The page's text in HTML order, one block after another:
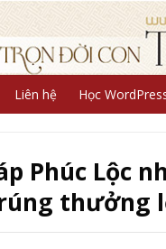
Liên hệ Học
Phúc Lộc
thưởng